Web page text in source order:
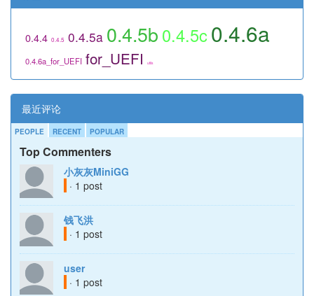
0.4.4 0.4.5 0.4.5a 0.4.5b 0.4.5c0.4.6a
0.4.6a_for_UEFI for_UEFI utils
最近评论
PEOPLE RECENT POPULAR
Top Commenters
小灰灰MiniGG
· 1 post
钱飞洪
· 1 post
user
· 1 post